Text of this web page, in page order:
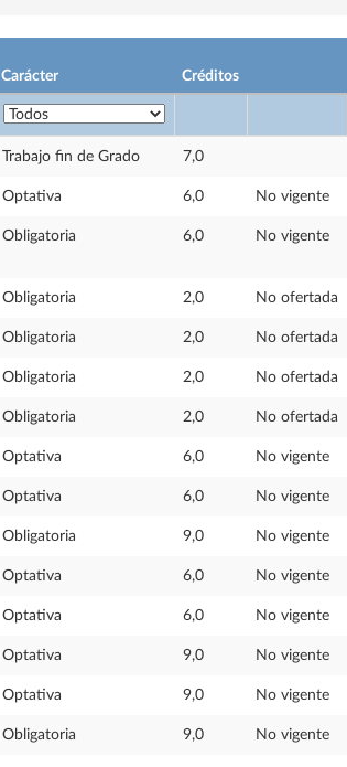
Carácter Créditos
Trabajo fin de Grado 7,0
Optativa 6,0 No vigente
Obligatoria 6,0 No vigente
Obligatoria 2,0 No ofertada
Obligatoria 2,0 No ofertada
Obligatoria 2,0 No ofertada
Obligatoria 2,0 No ofertada
Optativa 6,0 No vigente
Optativa 6,0 No vigente
Obligatoria 9,0 No vigente
Optativa 6,0 No vigente
Optativa 6,0 No vigente
Optativa 9,0 No vigente
Optativa 9,0 No vigente
Obligatoria 9,0 No vigente